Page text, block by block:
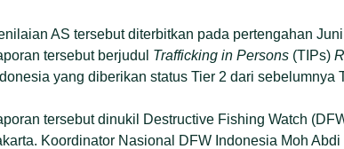
AS tersebut diterbitkan pada pertengahan
tersebut berjudul Trafficking in Persons (TIPs)
yang diberikan status Tier 2 dari sebelumnya
tersebut dinukil Destructive Fishing Watch
Koordinator Nasional DFW Indonesia Moh